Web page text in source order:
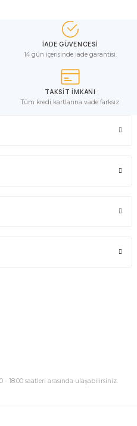
İADE GÜVENCESİ
14 gün içerisinde iade garantisi.
TAKSİT İMKANI
Tüm kredi kartlarına vade farksız.
- 18:00 saatleri arasında ulaşabilirsiniz.